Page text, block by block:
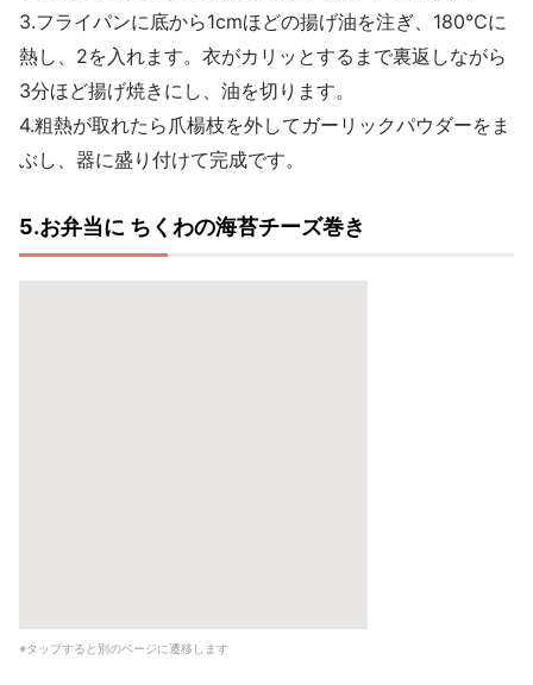
3.フライパンに底から1cmほどの揚げ油を注ぎ、180℃に
熱し、2を入れます。衣がカリッとするまで裏返しながら
3分ほど揚げ焼きにし、油を切ります。
4.粗熱が取れたら爪楊枝を外してガーリックパウダーをま
ぶし、器に盛り付けて完成です。
5.お弁当に ちくわの海苔チーズ巻き
※タップすると別のページに遷移します